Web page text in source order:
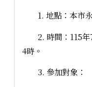
1. 地點：本市
2. 時間：115年
4時。
3. 參加對象：